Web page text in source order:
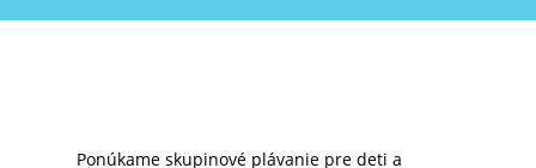
Ponúkame skupinové plávanie pre deti a